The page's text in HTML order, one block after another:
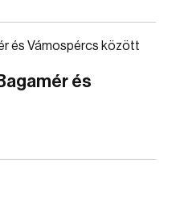
és